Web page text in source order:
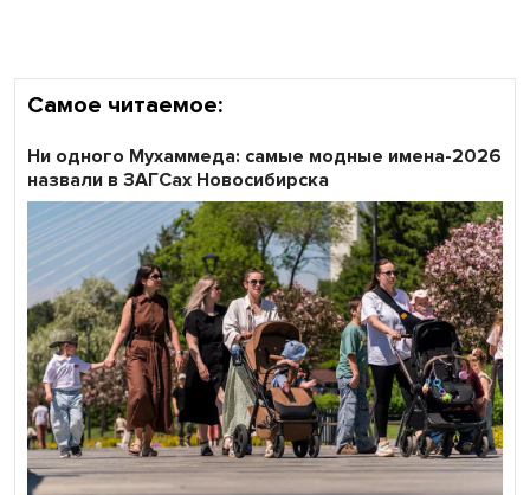
Самое читаемое:
Ни одного Мухаммеда: самые модные имена-2026
назвали в ЗАГСах Новосибирска